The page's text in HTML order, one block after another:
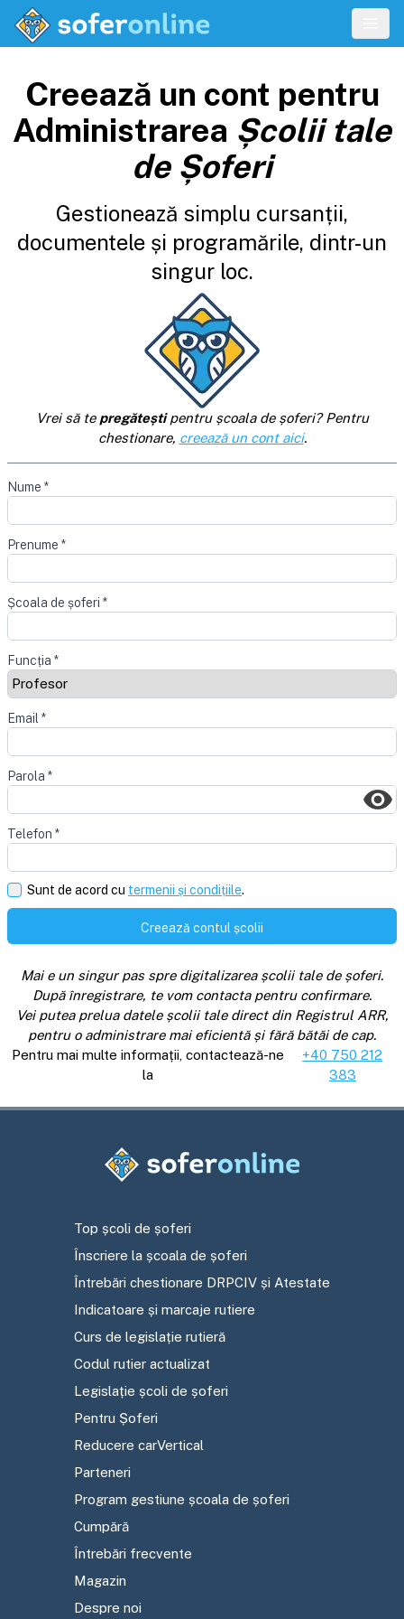
Creează un cont pentru
Administrarea Școlii tale
de Șoferi
Gestionează simplu cursanții,
documentele și programările, dintr-un
singur loc.
Vrei să te pregăteștipentru școala de șoferi? Pentru
chestionare, creează un cont aici.
Nume *
Prenume *
Școala de șoferi *
Funcția *
Email *
Parola *
Telefon *
Sunt de acord cu termenii și condițiile.
Creează contul școlii
Mai e un singur pas spre digitalizarea școlii tale de șoferi.
După înregistrare, te vom contacta pentru confirmare.
Vei putea prelua datele școlii tale direct din Registrul ARR,
pentru o administrare mai eficientă și fără bătăi de cap.
Pentru mai multe informații, contactează-ne
la
+40 750 212
383
Top școli de șoferi
Înscriere la școala de șoferi
Întrebări chestionare DRPCIV și Atestate
Indicatoare și marcaje rutiere
Curs de legislație rutieră
Codul rutier actualizat
Legislație școli de șoferi
Pentru Șoferi
Reducere carVertical
Parteneri
Program gestiune școala de șoferi
Cumpără
Întrebări frecvente
Magazin
Despre noi